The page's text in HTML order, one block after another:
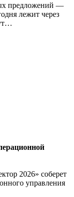
предложений —
лежит через
2026» соберет
управления